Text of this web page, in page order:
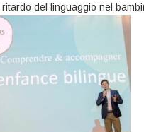
del linguaggio nel